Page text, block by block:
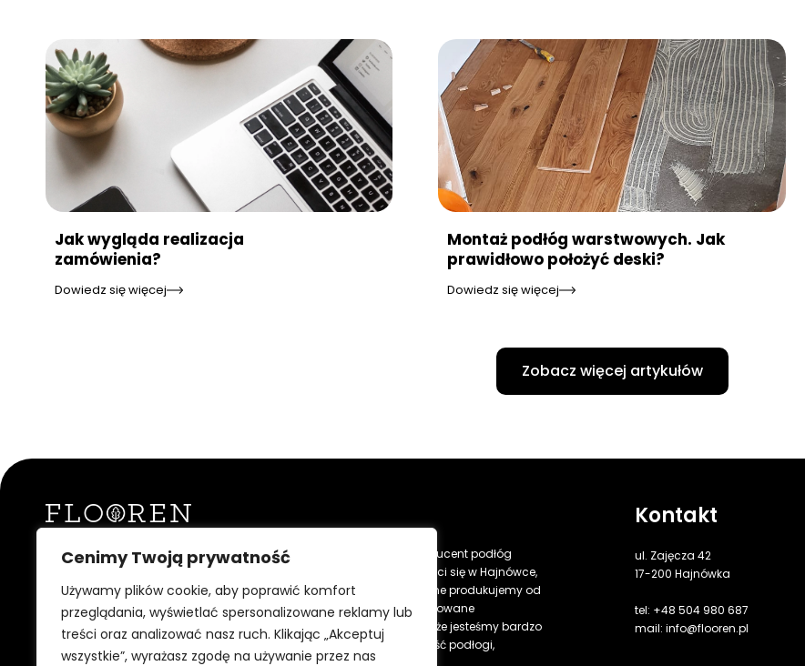
Cenimy Twoją prywatność
Używamy plików cookie, aby poprawić komfort
przeglądania, wyświetlać spersonalizowane reklamy lub
treści oraz analizować nasz ruch. Klikając „Akceptuj
wszystkie”, wyrażasz zgodę na używanie przez nas
Jak wygląda realizacja
zamówienia?
Dowiedz się więcej
Montaż podłóg warstwowych. Jak
prawidłowo położyć deski?
Dowiedz się więcej
Zobacz więcej artykułów
Jesteśmy producentem podłogowych desek warstwowych. Jako producent podłóg
drewnianych wytwarzamy głównie podłogi dębowe. Nasz zakład mieści się w Hajnówce,
która jest nazywana bramą do Puszczy Białowieskiej. Podłogi drewniane produkujemy od
dwóch pokoleń z najwyższą starannością. Wszystkie realizacje są traktowane
indywidualnie, a podłogi wykonywane są na zamówienie. To sprawia, że jesteśmy bardzo
elastyczni jeśli chodzi o dobór odpowiednich parametrów, np. szerokość podłogi,
Kontakt
ul. Zajęcza 42
17-200 Hajnówka
tel: +48 504 980 687
mail: info@flooren.pl